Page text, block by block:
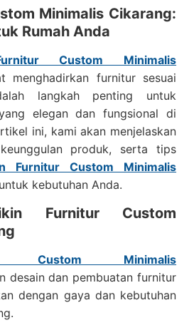
Minimalis Cikarang:
Rumah Anda
Custom Minimalis
furnitur sesuai
langkah penting untuk
elegan dan fungsional di
ini, kami akan menjelaskan
produk, serta tips
Furnitur Custom Minimalis
kebutuhan Anda.
Furnitur Custom
Custom Minimalis
desain dan pembuatan furnitur
dengan gaya dan kebutuhan